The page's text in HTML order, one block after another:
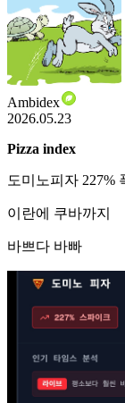
Ambidex
2026.05.23
Pizza index
도미노피자 227%
이란에 쿠바까지
바쁘다 바빠